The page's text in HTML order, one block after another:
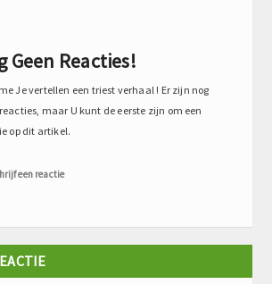
Geen Reacties!
Je vertellen een triest verhaal ! Er zijn nog
maar U kunt de eerste zijn om een
op dit artikel.
een reactie